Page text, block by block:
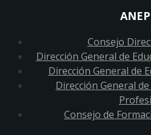
ANEP
Consejo
Dirección General de
Dirección General de
Dirección General
Consejo de